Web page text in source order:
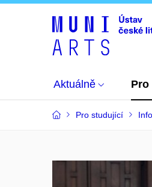
Aktuálně
Pro studující